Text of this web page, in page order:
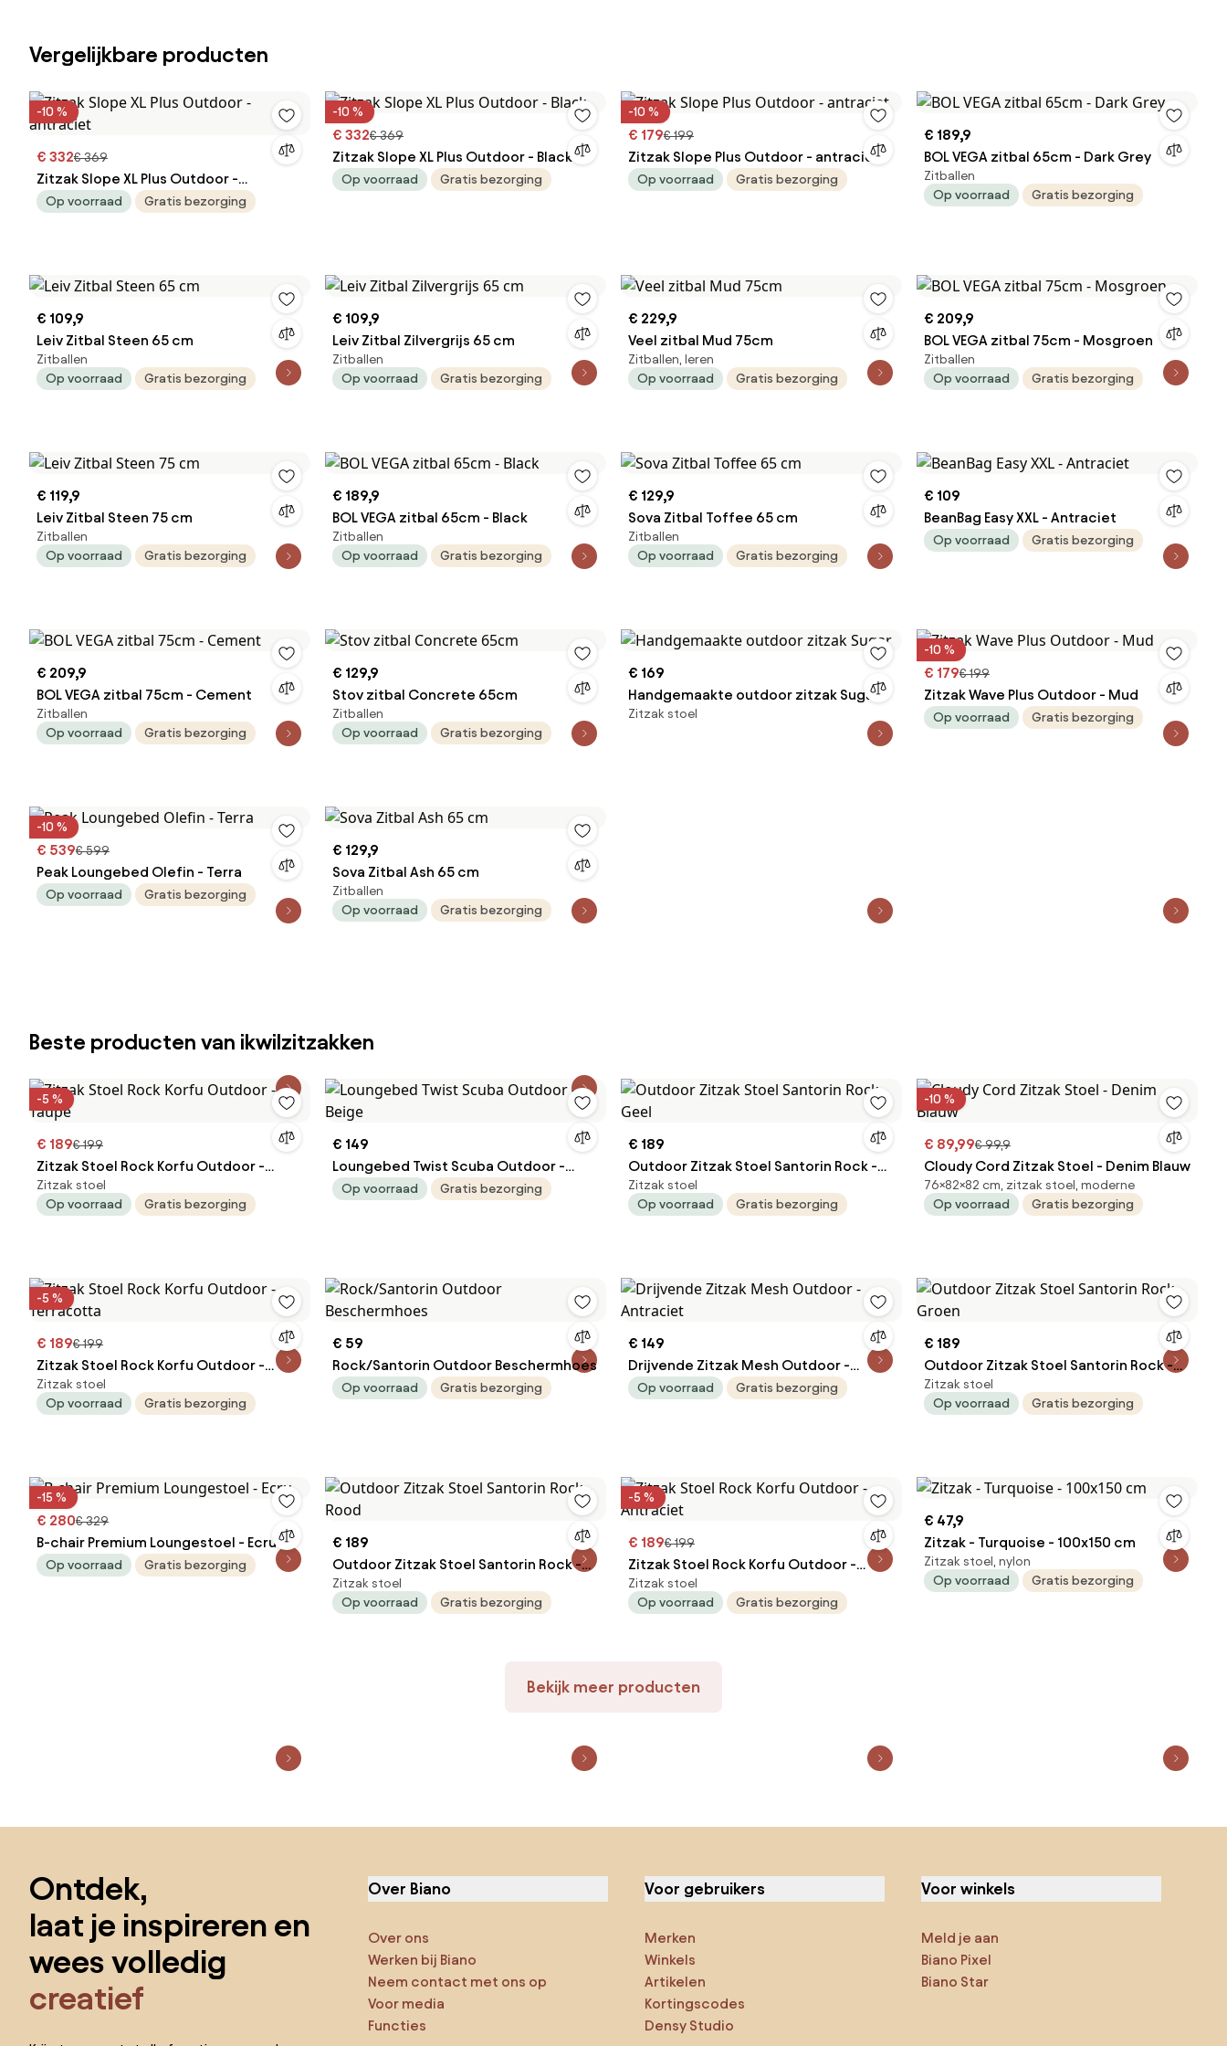
Vergelijkbare producten
-10 %
€ 332€ 369
Zitzak Slope XL Plus Outdoor -
antraciet
Op voorraad Gratis bezorging
-10 %
€ 332€ 369
Zitzak Slope XL Plus Outdoor - Black
Op voorraad Gratis bezorging
-10 %
€ 179€ 199
Zitzak Slope Plus Outdoor - antraciet
Op voorraad Gratis bezorging
€ 189,9
BOL VEGA zitbal 65cm - Dark Grey
Zitballen
Op voorraad
Gratis bezorging
€ 109,9
Leiv Zitbal Steen 65 cm
Zitballen
Op voorraad
Gratis bezorging
€ 109,9
Leiv Zitbal Zilvergrijs 65 cm
Zitballen
Op voorraad
Gratis bezorging
€ 229,9
Veel zitbal Mud 75cm
Zitballen, leren
Op voorraad
Gratis bezorging
€ 209,9
BOL VEGA zitbal 75cm - Mosgroen
Zitballen
Op voorraad
Gratis bezorging
€ 119,9
Leiv Zitbal Steen 75 cm
Zitballen
Op voorraad
Gratis bezorging
€ 189,9
BOL VEGA zitbal 65cm - Black
Zitballen
Op voorraad
Gratis bezorging
€ 129,9
Sova Zitbal Toffee 65 cm
Zitballen
Op voorraad
Gratis bezorging
€ 109
BeanBag Easy XXL - Antraciet
Op voorraad Gratis bezorging
€ 209,9
BOL VEGA zitbal 75cm - Cement
Zitballen
Op voorraad
Gratis bezorging
€ 129,9
Stov zitbal Concrete 65cm
Zitballen
Op voorraad
Gratis bezorging
€ 169
Handgemaakte outdoor zitzak Sugar
Zitzak stoel
-10 %
€ 179€ 199
Zitzak Wave Plus Outdoor - Mud
Op voorraad Gratis bezorging
-10 %
€ 539€ 599
Peak Loungebed Olefin - Terra
Op voorraad Gratis bezorging
€ 129,9
Sova Zitbal Ash 65 cm
Zitballen
Op voorraad
Gratis bezorging
Beste producten van ikwilzitzakken
-5 %
€ 189€ 199
Zitzak Stoel Rock Korfu Outdoor -
Taupe
Zitzak stoel
Op voorraad
Gratis bezorging
€ 149
Loungebed Twist Scuba Outdoor -
Beige
Op voorraad Gratis bezorging
€ 189
Outdoor Zitzak Stoel Santorin Rock -
Geel
Zitzak stoel
Op voorraad
Gratis bezorging
-10 %
€ 89,99€ 99,9
Cloudy Cord Zitzak Stoel - Denim Blauw
76×82×82 cm, zitzak stoel, moderne
Op voorraad
Gratis bezorging
-5 %
€ 189€ 199
Zitzak Stoel Rock Korfu Outdoor -
Terracotta
Zitzak stoel
Op voorraad
Gratis bezorging
€ 59
Rock/Santorin Outdoor Beschermhoes
Op voorraad Gratis bezorging
€ 149
Drijvende Zitzak Mesh Outdoor -
Antraciet
Op voorraad Gratis bezorging
€ 189
Outdoor Zitzak Stoel Santorin Rock -
Groen
Zitzak stoel
Op voorraad
Gratis bezorging
-15 %
€ 280€ 329
B-chair Premium Loungestoel - Ecru
Op voorraad Gratis bezorging
€ 189
Outdoor Zitzak Stoel Santorin Rock -
Rood
Zitzak stoel
Op voorraad
Gratis bezorging
-5 %
€ 189€ 199
Zitzak Stoel Rock Korfu Outdoor -
Antraciet
Zitzak stoel
Op voorraad
Gratis bezorging
€ 47,9
Zitzak - Turquoise - 100x150 cm
Zitzak stoel, nylon
Op voorraad
Gratis bezorging
Bekijk meer producten
Ontdek,
laat je inspireren en
wees volledig
creatief
Over Biano
Over ons
Werken bij Biano
Neem contact met ons op
Voor media
Functies
Voor gebruikers
Merken
Winkels
Artikelen
Kortingscodes
Densy Studio
Voor winkels
Meld je aan
Biano Pixel
Biano Star